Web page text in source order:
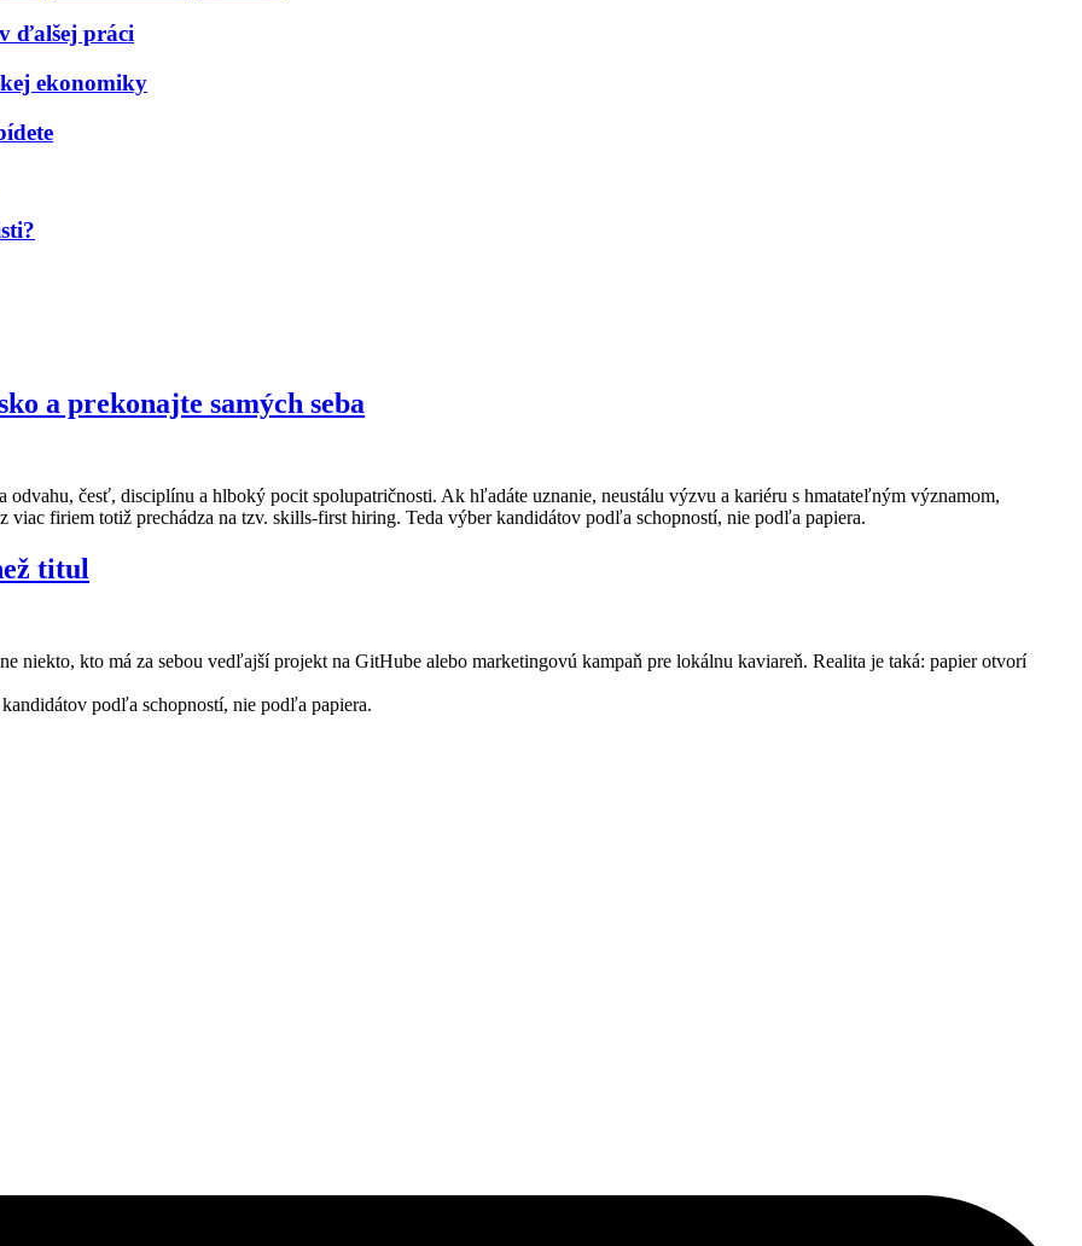
ďalšej práci
ekonomiky
a prekonajte samých seba​
odvahu, česť, disciplínu a hlboký pocit spolupatričnosti. Ak hľadáte uznanie, neustálu výzvu a kariéru s hmatateľným významom,
firiem totiž prechádza na tzv. skills-first hiring. Teda výber kandidátov podľa schopností, nie podľa papiera.
titul
niekto, kto má za sebou vedľajší projekt na GitHube alebo marketingovú kampaň pre lokálnu kaviareň. Realita je taká: papier otvorí
podľa schopností, nie podľa papiera.